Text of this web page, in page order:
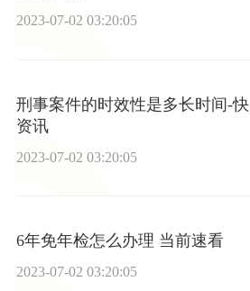
2023-07-02 03:20:05
刑事案件的时效性是多长时间-快
资讯
2023-07-02 03:20:05
6年免年检怎么办理 当前速看
2023-07-02 03:20:05